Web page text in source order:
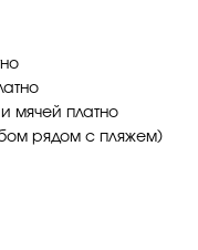
мячей платно
рядом с пляжем)